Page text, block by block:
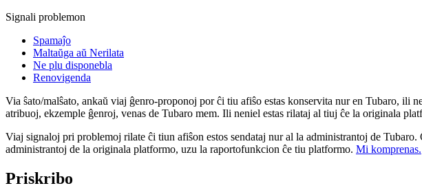
Signali problemon
Spamaĵo
Maltaŭga aŭ Nerilata
Ne plu disponebla
Renovigenda
Via ŝato/malŝato, ankaŭ viaj ĝenro-proponoj por ĉi tiu afiŝo estas konservita nur en Tubaro, ili
atribuoj, ekzemple ĝenroj, venas de Tubaro mem. Ili neniel estas rilataj al tiuj ĉe la originala
Viaj signaloj pri problemoj rilate ĉi tiun afiŝon estos sendataj nur al la administrantoj de
administrantoj de la originala platformo, uzu la raportofunkcion ĉe tiu platformo. Mi komprenas.
Priskribo